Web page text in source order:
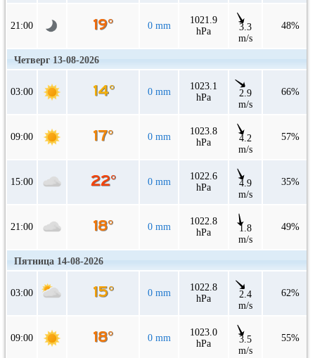
21:00 0 mm
1021.9
hPa
3.3
m/s
48%
Четверг 13-08-2026
03:00 0 mm
1023.1
hPa
2.9
m/s
66%
09:00 0 mm
1023.8
hPa
4.2
m/s
57%
15:00 0 mm
1022.6
hPa
4.9
m/s
35%
21:00 0 mm
1022.8
hPa
1.8
m/s
49%
Пятница 14-08-2026
03:00 0 mm
1022.8
hPa
2.4
m/s
62%
09:00 0 mm
1023.0
hPa
3.5
m/s
55%